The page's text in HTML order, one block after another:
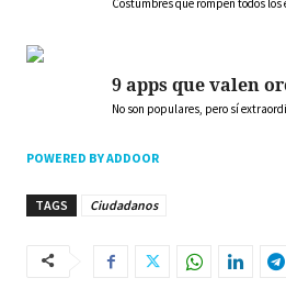
9 apps que valen
No son populares, pero sí
POWERED BY ADDOOR
TAGS Ciudadanos